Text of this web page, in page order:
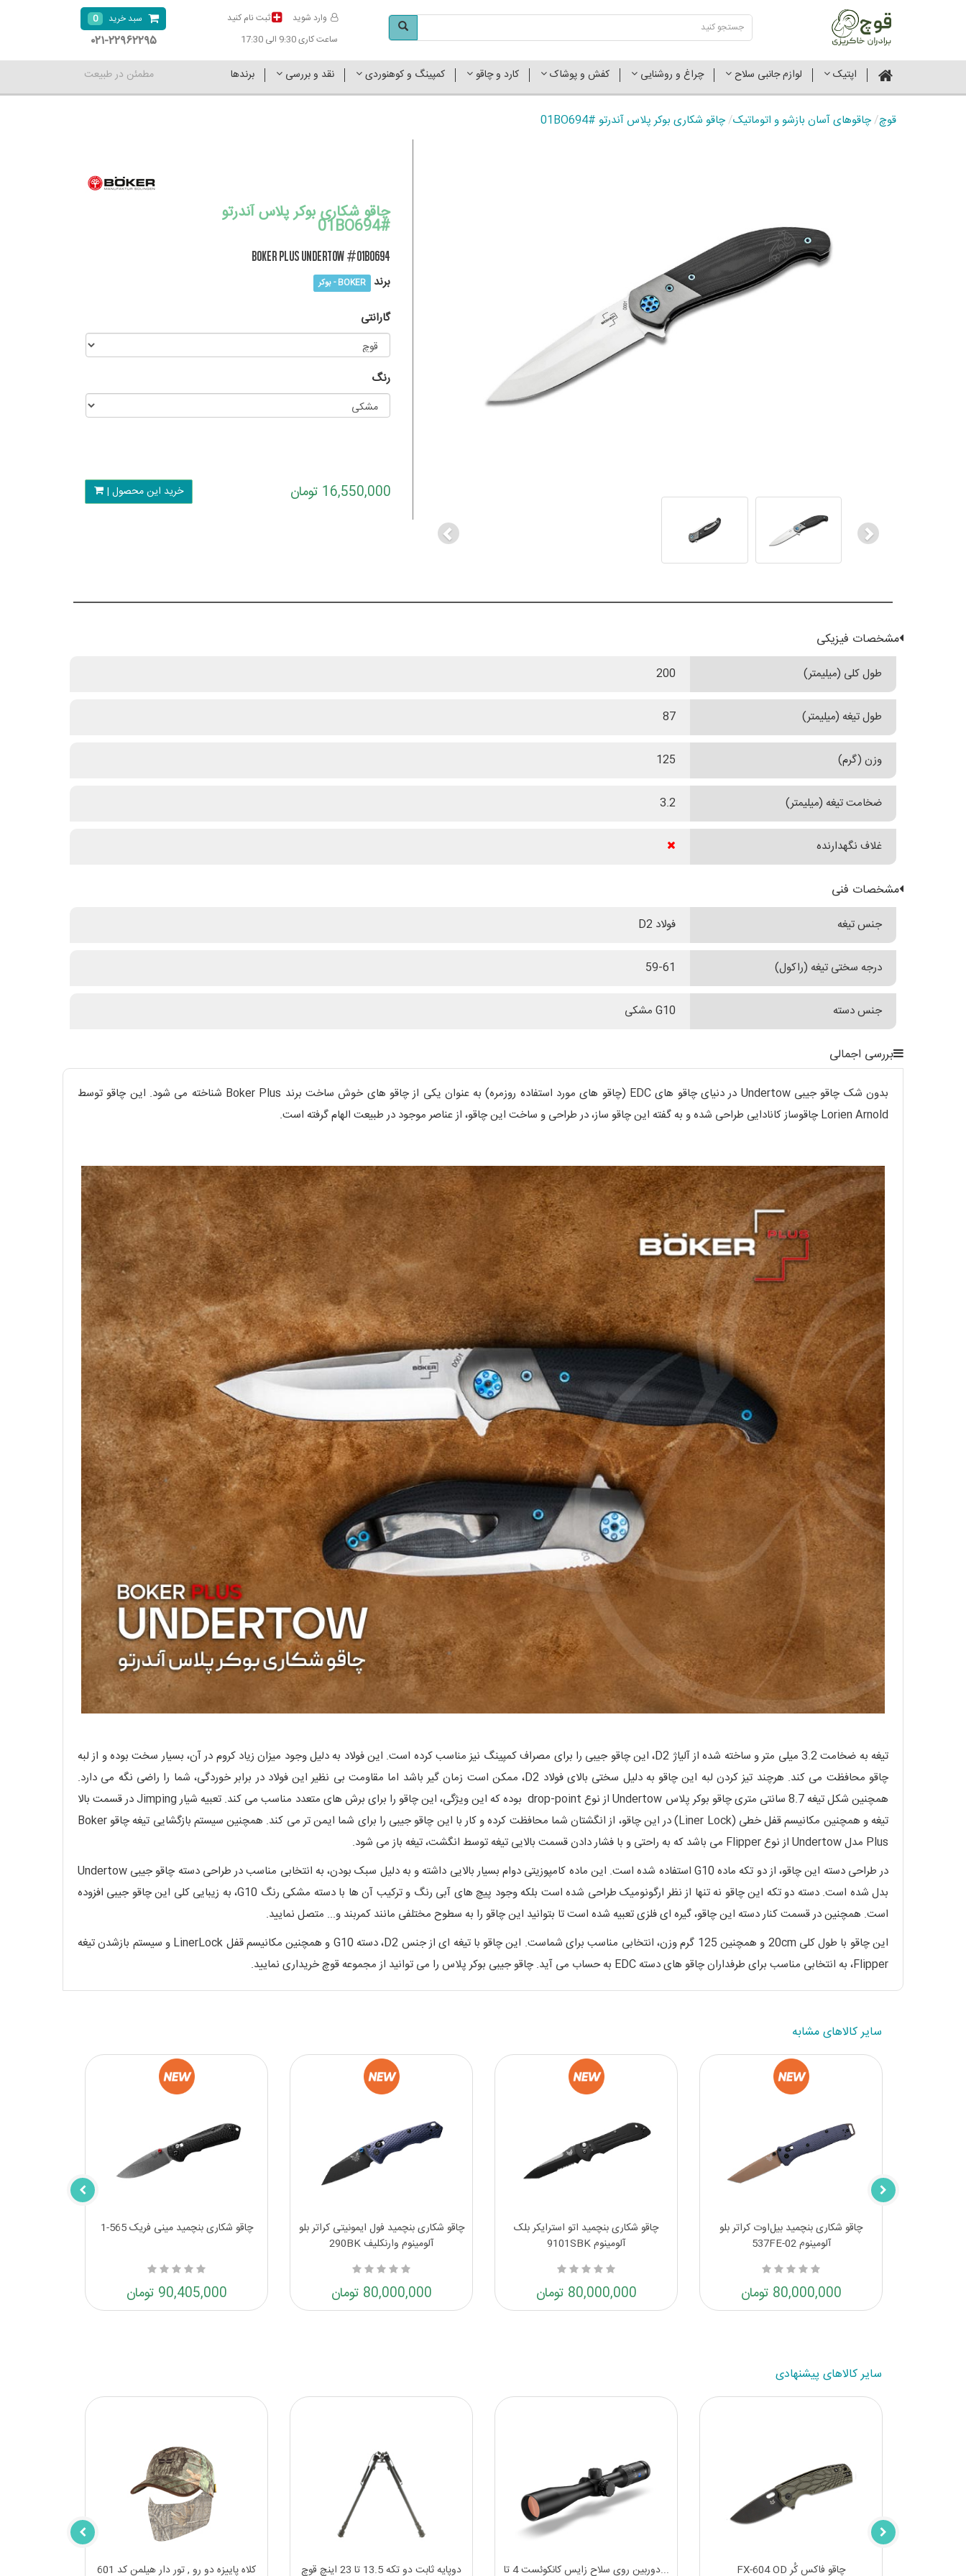
وارد شوید
ثبت نام کنید
ساعت کاری 9:30 الی 17:30
سبد خرید 0
۰۲۱-۲۲۹۶۲۲۹۵
اپتیک لوازم جانبی سلاح چراغ و روشنایی کفش و پوشاک کارد و چاقو کمپینگ و کوهنوردی نقد و بررسی برندها مطمئن در طبیعت
قوچ/چاقوهای آسان بازشو و اتوماتیک/چاقو شکاری بوکر پلاس آندرتو #01BO694
Previous
چاقو شکاری بوکر پلاس آندرتو
#01BO694
BOKER PLUS Undertow #01BO694
برند BOKER - بوکر
گارانتی
رنگ
16,550,000 تومان خرید این محصول |
مشخصات فیزیکی
طول کلی (میلیمتر) 200
طول تیغه (میلیمتر) 87
وزن (گرم) 125
ضخامت تیغه (میلیمتر) 3.2
غلاف نگهدارنده
مشخصات فنی
جنس تیغه فولاد D2
درجه سختی تیغه (راکول) 59-61
جنس دسته G10 مشکی
بررسی اجمالی
بدون شک چاقو جیبی Undertow در دنیای چاقو های EDC (چاقو های مورد استفاده روزمره) به عنوان یکی از چاقو های خوش ساخت برند Boker Plus شناخته می شود. این چاقو توسط
Lorien Arnold چاقوساز کانادایی طراحی شده و به گفته این چاقو ساز، در طراحی و ساخت این چاقو، از عناصر موجود در طبیعت الهام گرفته است.
تیغه به ضخامت 3.2 میلی متر و ساخته شده از آلیاژ D2، این چاقو جیبی را برای مصراف کمپینگ نیز مناسب کرده است. این فولاد به دلیل وجود میزان زیاد کروم در آن، بسیار سخت بوده و از لبه
چاقو محافظت می کند. هرچند تیز کردن لبه این چاقو به دلیل سختی بالای فولاد D2، ممکن است زمان گیر باشد اما مقاومت بی نظیر این فولاد در برابر خوردگی، شما را راضی نگه می دارد.
همچنین شکل تیغه 8.7 سانتی متری چاقو بوکر پلاس Undertow از نوع drop-point بوده که این ویژگی، این چاقو را برای برش های متعدد مناسب می کند. تعبیه شیار Jimping در قسمت بالا
تیغه و همچنین مکانیسم قفل خطی (Liner Lock) در این چاقو، از انگشتان شما محافظت کرده و کار با این چاقو جیبی را برای شما ایمن تر می کند. همچنین سیستم بازگشایی تیغه چاقو Boker
Plus مدل Undertow از نوع Flipper می باشد که به راحتی و با فشار دادن قسمت بالایی تیغه توسط انگشت، تیغه باز می شود.
در طراحی دسته این چاقو، از دو تکه ماده G10 استفاده شده است. این ماده کامپوزیتی دوام بسیار بالایی داشته و به دلیل سبک بودن، به انتخابی مناسب در طراحی دسته چاقو جیبی Undertow
بدل شده است. دسته دو تکه این چاقو نه تنها از نظر ارگونومیک طراحی شده است بلکه وجود پیچ های آبی رنگ و ترکیب آن ها با دسته مشکی رنگ G10، به زیبایی کلی این چاقو جیبی افزوده
است. همچنین در قسمت کنار دسته این چاقو، گیره ای فلزی تعبیه شده است تا بتوانید این چاقو را به سطوح مختلفی مانند کمربند و... متصل نمایید.
این چاقو با طول کلی 20cm و همچنین 125 گرم وزن، انتخابی مناسب برای شماست. این چاقو با تیغه ای از جنس D2، دسته G10 و همچنین مکانیسم قفل LinerLock و سیستم بازشدن تیغه
Flipper، به انتخابی مناسب برای طرفداران چاقو های دسته EDC به حساب می آید. چاقو جیبی بوکر پلاس را می توانید از مجموعه قوچ خریداری نمایید.
سایر کالاهای مشابه
چاقو شکاری بنچمید مینی فریک 565-1
90,405,000 تومان
چاقو شکاری بنچمید فول ایمونیتی کراتر بلو
آلومینوم وارنکلیف 290BK
80,000,000 تومان
چاقو شکاری بنچمید اتو استرایکر بلک
آلومینوم 9101SBK
80,000,000 تومان
چاقو شکاری بنچمید بیل‌اوت کراتر بلو
آلومینوم 537FE-02
80,000,000 تومان
سایر کالاهای پیشنهادی
کلاه پاییزه دو رو , تور دار هیلمن کد 601 دوپایه ثابت دو تکه 13.5 تا 23 اینچ قوچ ...دوربین روی سلاح زایس کانکوئست 4 تا چاقو فاکس کُر FX-604 OD